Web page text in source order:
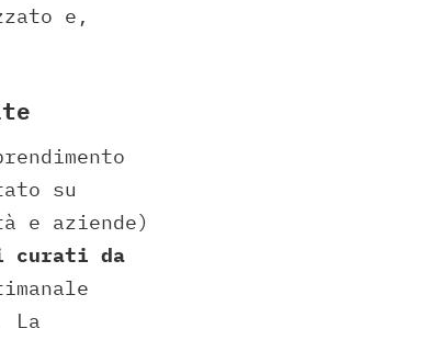
e,
su
e aziende)
curati da
La